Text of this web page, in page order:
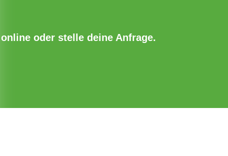
oder stelle deine Anfrage.